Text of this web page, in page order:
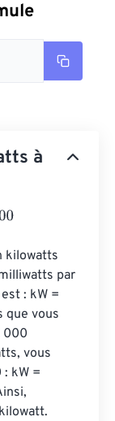
à
kilowatts
par
: kW =
que vous
000
vous
: kW =